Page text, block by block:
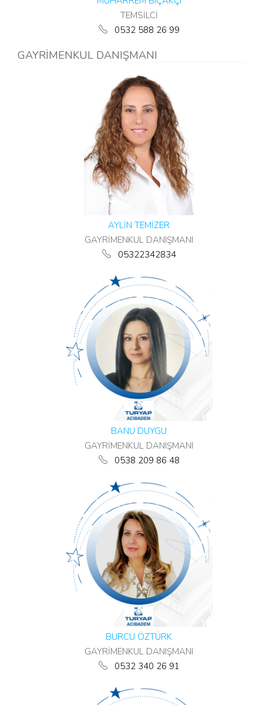
TEMSİLCİ
0532 588 26 99
GAYRİMENKUL DANIŞMANI
AYLİN TEMİZER
GAYRİMENKUL DANIŞMANI
05322342834
BANU DUYGU
GAYRİMENKUL DANIŞMANI
0538 209 86 48
BURCU ÖZTÜRK
GAYRİMENKUL DANIŞMANI
0532 340 26 91